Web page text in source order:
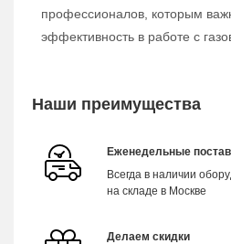
профессионалов, которым
эффективность в работе с
Наши преимущества
Еженедельные
Всегда в наличии
на складе в Москве
Делаем скидки